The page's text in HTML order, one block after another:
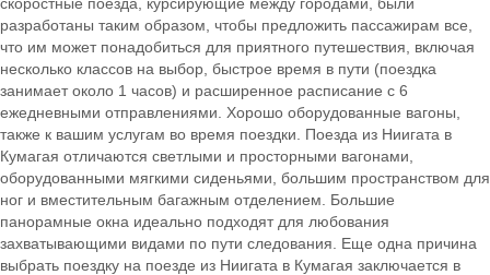
разработаны таким образом, чтобы предложить пассажирам все,
что им может понадобиться для приятного путешествия, включая
несколько классов на выбор, быстрое время в пути (поездка
занимает около 1 часов) и расширенное расписание с 6
ежедневными отправлениями. Хорошо оборудованные вагоны,
также к вашим услугам во время поездки. Поезда из Ниигата в
Кумагая отличаются светлыми и просторными вагонами,
оборудованными мягкими сиденьями, большим пространством для
ног и вместительным багажным отделением. Большие
панорамные окна идеально подходят для любования
захватывающими видами по пути следования. Еще одна причина
выбрать поездку на поезде из Ниигата в Кумагая заключается в